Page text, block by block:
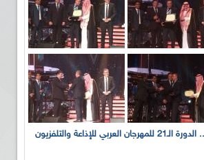
بالصور... الدورة الـ21 للمهرجان العربي للإذاعة والتلفزيون